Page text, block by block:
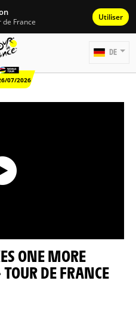
de France Utiliser
07/2026
DE
DE FRANCE